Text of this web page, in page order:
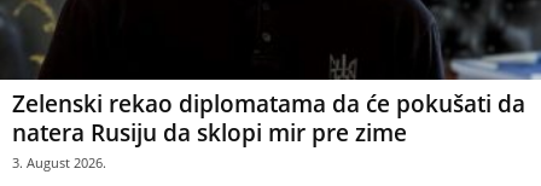
Zelenski rekao diplomatama da će pokušati da
natera Rusiju da sklopi mir pre zime
3. August 2026.